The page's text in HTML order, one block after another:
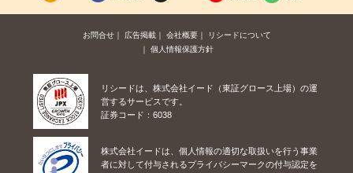
お問合せ 広告掲載 会社概要
リシードについて
個人情報保護方針
リシードは、株式会社イード（東証グロース上場）の運
営するサービスです。
証券コード：6038
株式会社イードは、個人情報の適切な取扱いを行う事業
者に対して付与されるプライバシーマークの付与認定を